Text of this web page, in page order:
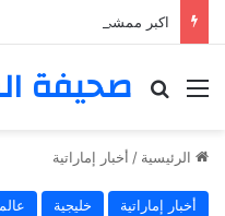
اكبر ممشى ممشى المشاعر
صحيفة القائمة بحث عن
الرئيسية / أخبار إماراتية
أخبار إماراتية خليجية